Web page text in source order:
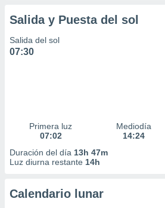
Salida y Puesta del sol
Salida del sol
07:30
Primera luz
07:02
Mediodía
14:24
Duración del día 13h 47m
Luz diurna restante 14h
Calendario lunar